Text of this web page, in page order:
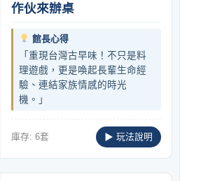
作伙來辦桌
館長心得
「重現台灣古早味！不只是料
理遊戲，更是喚起長輩生命經
驗、連結家族情感的時光
機。」
庫存: 6套 ▶ 玩法說明